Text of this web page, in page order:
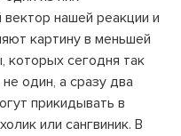
нашей реакции и
картину в меньшей
которых сегодня так
один, а сразу два
прикидывать в
или сангвиник. В